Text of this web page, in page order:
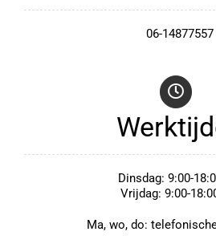
06-14877557
Dinsdag: 9:00-
Vrijdag: 9:00-
Ma, wo, do: